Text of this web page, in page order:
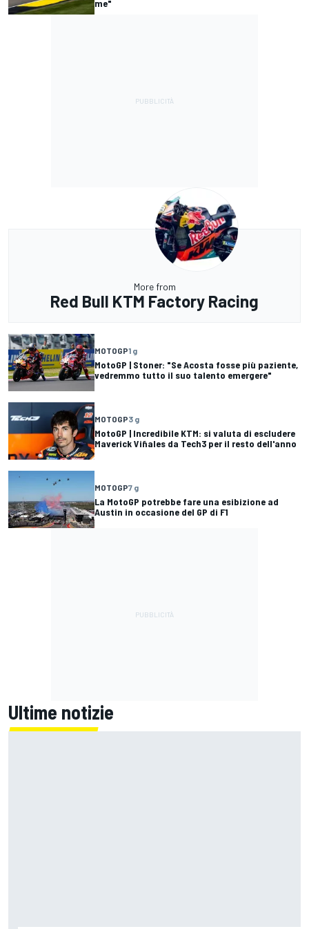
me"
More from
Red Bull KTM Factory Racing
MOTOGP1 g
MotoGP | Stoner: "Se Acosta fosse più paziente,
vedremmo tutto il suo talento emergere"
MOTOGP3 g
MotoGP | Incredibile KTM: si valuta di escludere
Maverick Viñales da Tech3 per il resto dell'anno
MOTOGP7 g
La MotoGP potrebbe fare una esibizione ad
Austin in occasione del GP di F1
Ultime notizie